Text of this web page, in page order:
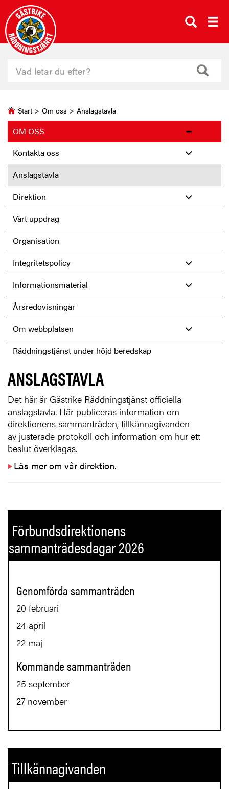
Start > Om oss > Anslagstavla
OM OSS
Kontakta oss
Anslagstavla
Direktion
Vårt uppdrag
Organisation
Integritetspolicy
Informationsmaterial
Årsredovisningar
Om webbplatsen
Räddningstjänst under höjd beredskap
ANSLAGSTAVLA
Det här är Gästrike Räddningstjänst officiella
anslagstavla. Här publiceras information om
direktionens sammanträden, tillkännagivanden
av justerade protokoll och information om hur ett
beslut överklagas.
Läs mer om vår direktion.
Förbundsdirektionens
sammanträdesdagar 2026
Genomförda sammanträden
20 februari
24 april
22 maj
Kommande sammanträden
25 september
27 november
Tillkännagivanden